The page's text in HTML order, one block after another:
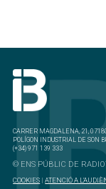
CARRER MAGDALENA, 21,
POLÍGON INDUSTRIAL DE SON
(+34) 971 139 333
© ENS PÚBLIC DE
COOKIES |ATENCIÓ A